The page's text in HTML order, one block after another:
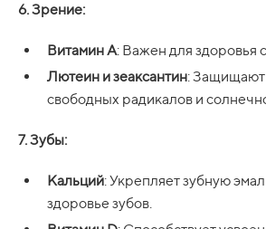
6. Зрение:
Витамин A: Важен для здоровья
Лютеин и зеаксантин: Защищают
свободных радикалов и
7. Зубы:
Кальций: Укрепляет зубную
здоровье зубов.